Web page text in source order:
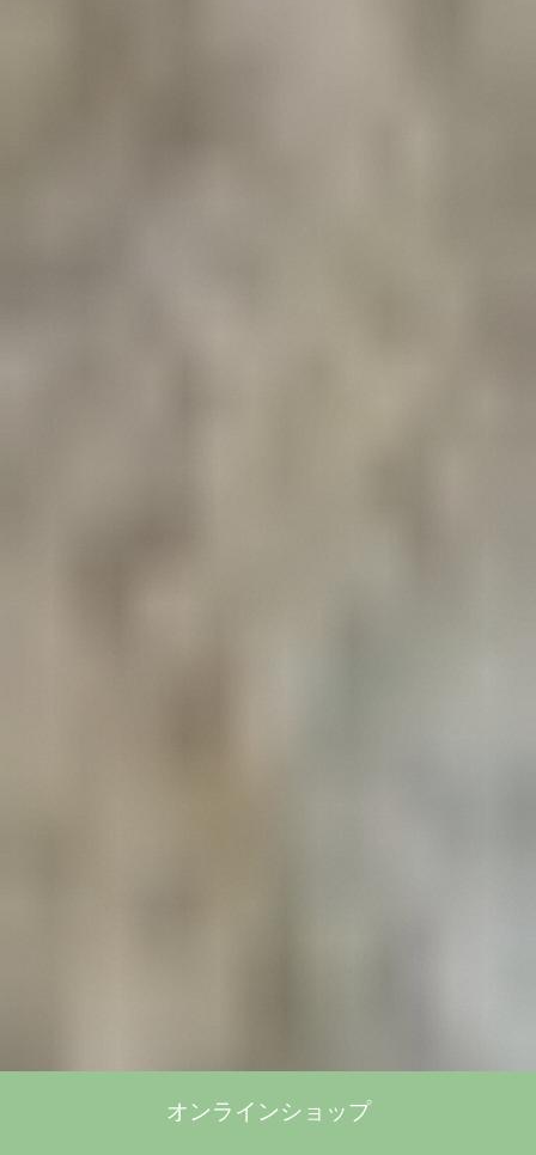
オンラインショップ